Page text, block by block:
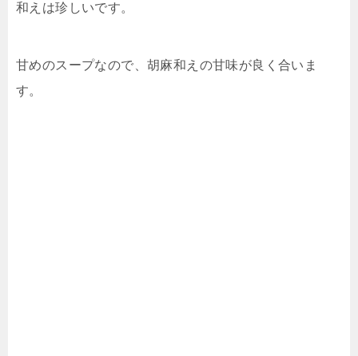
和えは珍しいです。
甘めのスープなので、胡麻和えの甘味が良く合いま
す。